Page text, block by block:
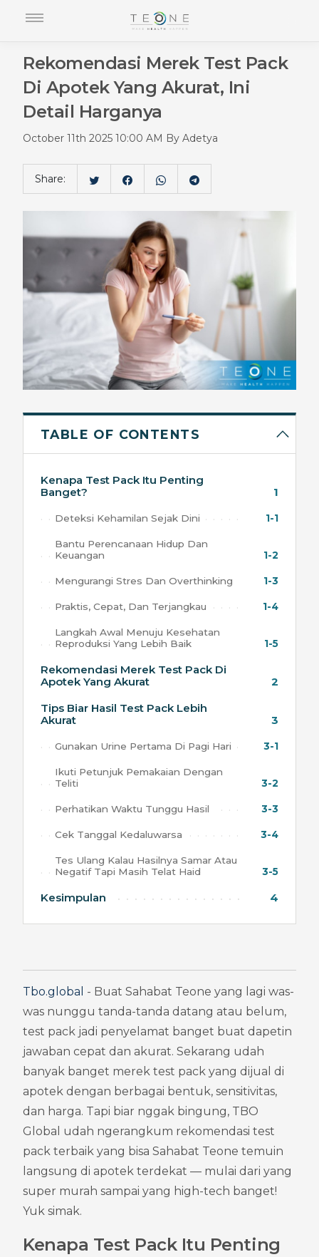
Rekomendasi Merek Test Pack
Di Apotek Yang Akurat, Ini
Detail Harganya
October 11th 2025 10:00 AM By Adetya
Share:
TABLE OF CONTENTS
Kenapa Test Pack Itu Penting
Banget?
1
Deteksi Kehamilan Sejak Dini 1-1
Bantu Perencanaan Hidup Dan
Keuangan
1-2
Mengurangi Stres Dan Overthinking 1-3
Praktis, Cepat, Dan Terjangkau 1-4
Langkah Awal Menuju Kesehatan
Reproduksi Yang Lebih Baik
1-5
Rekomendasi Merek Test Pack Di
Apotek Yang Akurat
2
Tips Biar Hasil Test Pack Lebih
Akurat
3
Gunakan Urine Pertama Di Pagi Hari 3-1
Ikuti Petunjuk Pemakaian Dengan
Teliti
3-2
Perhatikan Waktu Tunggu Hasil 3-3
Cek Tanggal Kedaluwarsa 3-4
Tes Ulang Kalau Hasilnya Samar Atau
Negatif Tapi Masih Telat Haid
3-5
Kesimpulan 4
Tbo.global - Buat Sahabat Teone yang lagi was-
was nunggu tanda-tanda datang atau belum,
test pack jadi penyelamat banget buat dapetin
jawaban cepat dan akurat. Sekarang udah
banyak banget merek test pack yang dijual di
apotek dengan berbagai bentuk, sensitivitas,
dan harga. Tapi biar nggak bingung, TBO
Global udah ngerangkum rekomendasi test
pack terbaik yang bisa Sahabat Teone temuin
langsung di apotek terdekat — mulai dari yang
super murah sampai yang high-tech banget!
Yuk simak.
Kenapa Test Pack Itu Penting